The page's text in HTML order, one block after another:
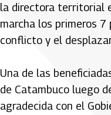
la directora territorial
marcha los primeros
conflicto y el
Una de las
de Catambuco luego
agradecida con el